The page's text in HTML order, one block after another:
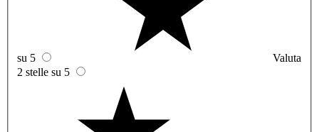
su 5
Valuta
2 stelle su 5